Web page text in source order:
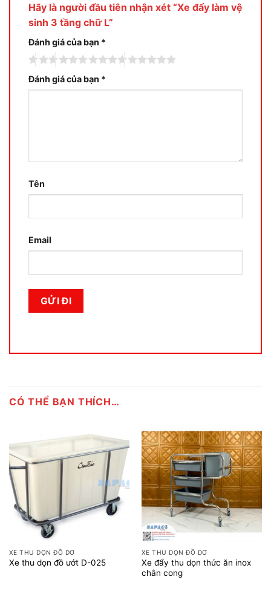
Hãy là người đầu tiên nhận xét “Xe đẩy làm vệ
sinh 3 tầng chữ L”
Đánh giá của bạn *
Đánh giá của bạn *
Tên
Email
CÓ THỂ BẠN THÍCH…
XE THU DỌN ĐỒ DƠ
Xe thu dọn đồ ướt D-025
XE THU DỌN ĐỒ DƠ
Xe đẩy thu dọn thức ăn inox
chân cong